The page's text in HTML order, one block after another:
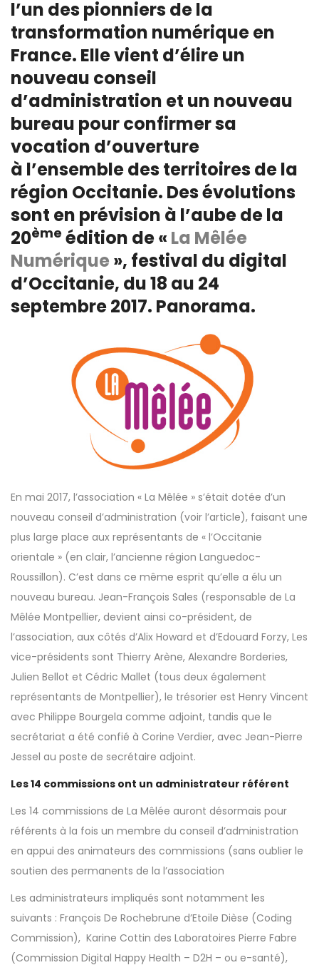
l’un des pionniers de la
transformation numérique en
France. Elle vient d’élire un
nouveau conseil
d’administration et un nouveau
bureau pour confirmer sa
vocation d’ouverture
à l’ensemble des territoires de la
région Occitanie. Des évolutions
sont en prévision à l’aube de la
20ème édition de « La Mêlée
Numérique », festival du digital
d’Occitanie, du 18 au 24
septembre 2017. Panorama.
En mai 2017, l’association « La Mêlée » s’était dotée d’un
nouveau conseil d’administration (voir l’article), faisant une
plus large place aux représentants de « l’Occitanie
orientale » (en clair, l’ancienne région Languedoc-
Roussillon). C’est dans ce même esprit qu’elle a élu un
nouveau bureau. Jean-François Sales (responsable de La
Mêlée Montpellier, devient ainsi co-président, de
l’association, aux côtés d’Alix Howard et d’Edouard Forzy, Les
vice-présidents sont Thierry Arène, Alexandre Borderies,
Julien Bellot et Cédric Mallet (tous deux également
représentants de Montpellier), le trésorier est Henry Vincent
avec Philippe Bourgela comme adjoint, tandis que le
secrétariat a été confié à Corine Verdier, avec Jean-Pierre
Jessel au poste de secrétaire adjoint.
Les 14 commissions ont un administrateur référent
Les 14 commissions de La Mêlée auront désormais pour
référents à la fois un membre du conseil d’administration
en appui des animateurs des commissions (sans oublier le
soutien des permanents de la l’association
Les administrateurs impliqués sont notamment les
suivants : François De Rochebrune d’Etoile Dièse (Coding
Commission), Karine Cottin des Laboratoires Pierre Fabre
(Commission Digital Happy Health – D2H – ou e-santé),